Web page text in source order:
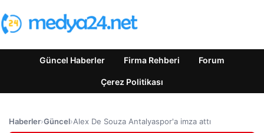
Güncel Haberler Firma Rehberi Forum
Çerez Politikası
Haberler›Güncel›Alex De Souza Antalyaspor'a imza attı